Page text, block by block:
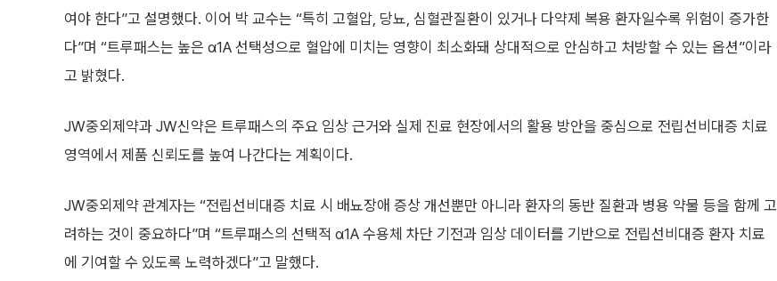
여야 한다”고 설명했다. 이어 박 교수는 “특히 고혈압, 당뇨, 심혈관질환이 있거나 다약제 복용 환자일수록 위험이 증가한
다”며 “트루패스는 높은 α1A 선택성으로 혈압에 미치는 영향이 최소화돼 상대적으로 안심하고 처방할 수 있는 옵션”이라
고 밝혔다.
JW중외제약과 JW신약은 트루패스의 주요 임상 근거와 실제 진료 현장에서의 활용 방안을 중심으로 전립선비대증 치료
영역에서 제품 신뢰도를 높여 나간다는 계획이다.
JW중외제약 관계자는 “전립선비대증 치료 시 배뇨장애 증상 개선뿐만 아니라 환자의 동반 질환과 병용 약물 등을 함께 고
려하는 것이 중요하다”며 “트루패스의 선택적 α1A 수용체 차단 기전과 임상 데이터를 기반으로 전립선비대증 환자 치료
에 기여할 수 있도록 노력하겠다”고 말했다.